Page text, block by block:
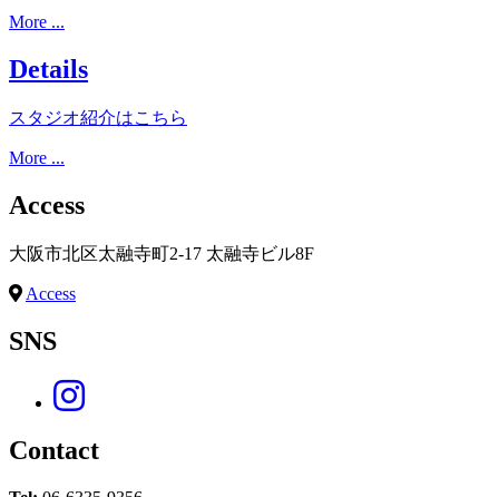
More ...
Details
スタジオ紹介はこちら
More ...
Access
大阪市北区太融寺町2-17 太融寺ビル8F
Access
SNS
Contact